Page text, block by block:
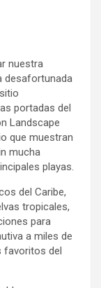
nuestra
desafortunada
portadas del
Landscape
que muestran
mucha
playas.
del Caribe,
tropicales,
para
a miles de
favoritos del